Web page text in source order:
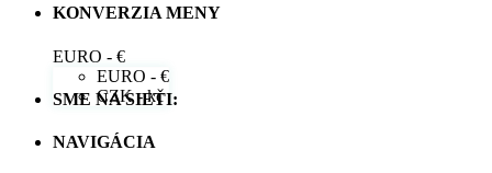
KONVERZIA MENY
EURO - €
EURO - €
CZK - kč
SME NA SIETI:
NAVIGÁCIA